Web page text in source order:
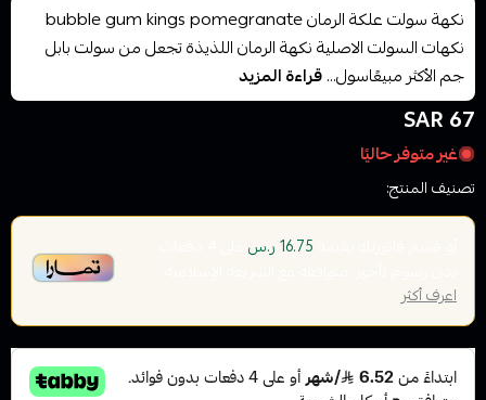
نكهة سولت علكة الرمان bubble gum kings pomegranate
نكهات السولت الاصلية نكهة الرمان اللذيذة تجعل من سولت بابل
جم الأكثر مبيعًاسول...قراءة المزيد
67 SAR
غير متوفر حاليًا
تصنيف المنتج:
16.75 ر.س
اعرف أكثر